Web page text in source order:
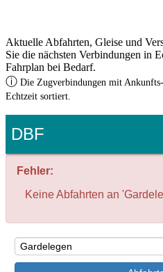
Aktuelle Abfahrten, Gleise und
Sie die nächsten Verbindungen in
Fahrplan bei Bedarf.
ⓘ Die Zugverbindungen mit
Echtzeit sortiert.